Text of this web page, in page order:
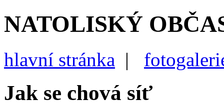
NATOLISKÝ
hlavní stránka |
Jak se chová síť